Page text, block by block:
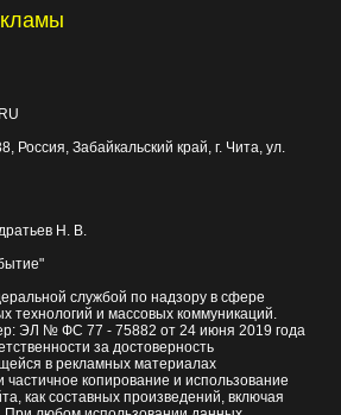
, Россия, Забайкальский край, г. Чита, ул.
Н. В.
службой по надзору в сфере
технологий и массовых коммуникаций.
ЭЛ № ФС 77 - 75882 от 24 июня 2019 года
за достоверность
в рекламных материалах
копирование и использование
как составных произведений, включая